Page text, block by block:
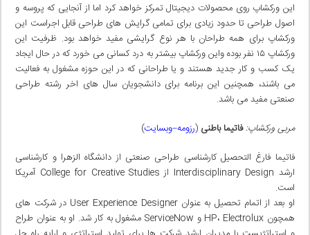
این ورکشاپ روی محصولات دیجیتال تمرکز خواهد کرد اما از آنجایی که پروسه و
اصول طراحی تا حدود زیادی برای تمامی گرایش های طراحی قابل اجراست این
ورکشاپ برای همه طراحان با هر نوع گرایشی مفید خواهد بود. ظرفیت این
ورکشاپ ۱۵ نفر بوده واین ورکشاپ بیشتر به درد کسانی می خورد که در حال ایجاد
یک کسب و کار جدید هستند و یا طراحانی که در این حوزه مشغول به فعالیت
می باشند، همچنین این برنامه برای دانشجویان سال های اخر رشته طراحی
صنعتی مفید می باشد.
مربی ورکشاپ: فاتیما باطنی (رزومه–وبسایت)
فاتیما فارغ التحصیل کارشناسی طراحی صنعتی از دانشگاه الزهرا و کارشناسی
ارشد Interdisciplinary Design از College for Creative Studies آمریکا
است.
او بعد از اتمام تحصیل به عنوان User Experience Designer در شرکت های
همچون HP، Electrolux و ServiceNow مشغول به کار شد. او به عنوان طراح